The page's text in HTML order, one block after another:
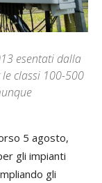
esentati dalla
classi 100-500
5 agosto,
gli impianti
gli